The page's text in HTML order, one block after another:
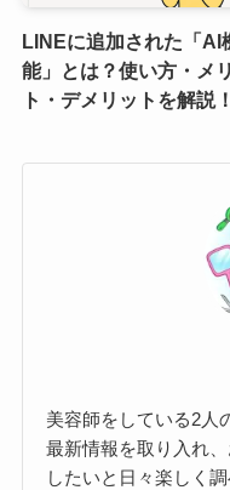
LINEに追加された「AI
能」とは？使い方・メ
ト・デメリットを解説！
美容師をしている2人
最新情報を取り入れ
したいと日々楽しく調